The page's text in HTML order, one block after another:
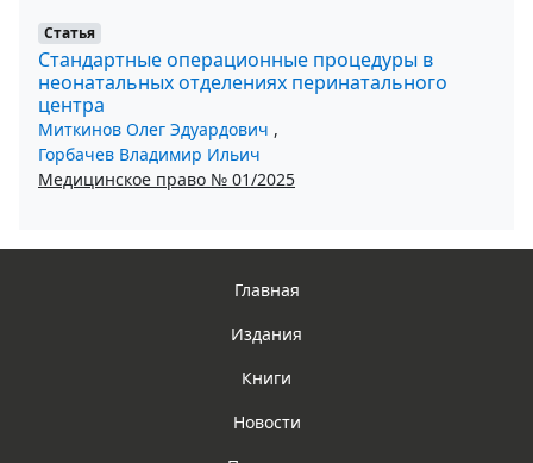
Статья
Стандартные операционные процедуры в
неонатальных отделениях перинатального
центра
Миткинов Олег Эдуардович ,
Горбачев Владимир Ильич
Медицинское право № 01/2025
Главная
Издания
Книги
Новости